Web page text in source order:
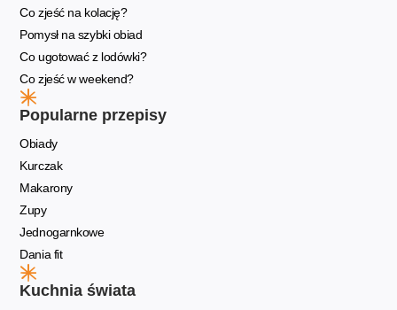
Co zjeść na kolację?
Pomysł na szybki obiad
Co ugotować z lodówki?
Co zjeść w weekend?
Popularne przepisy
Obiady
Kurczak
Makarony
Zupy
Jednogarnkowe
Dania fit
Kuchnia świata